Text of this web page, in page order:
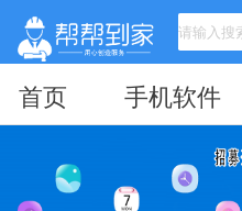
首页 手机软件